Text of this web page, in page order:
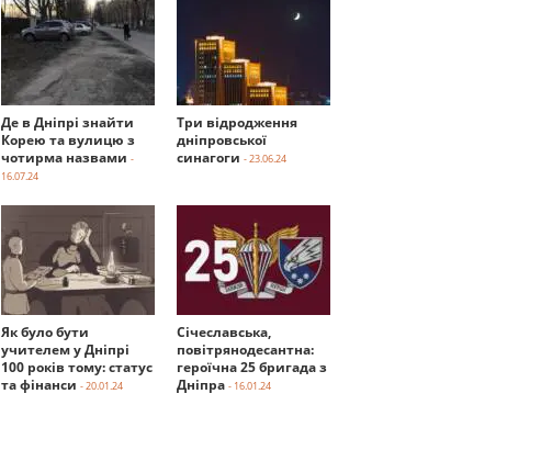
Де в Дніпрі знайти
Корею та вулицю з
чотирма назвами -
16.07.24
Три відродження
дніпровської
синагоги - 23.06.24
Як було бути
учителем у Дніпрі
100 років тому: статус
та фінанси - 20.01.24
Січеславська,
повітрянодесантна:
героїчна 25 бригада з
Дніпра - 16.01.24